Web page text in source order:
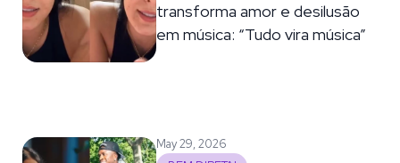
transforma amor e desilusão
em música: “Tudo vira música”
May 29, 2026